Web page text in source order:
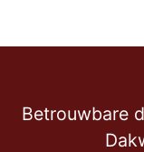
Betrouwbare